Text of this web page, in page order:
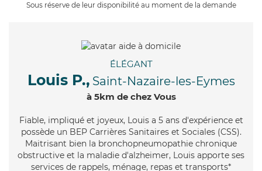
Sous réserve de leur disponibilité au moment de la demande
ÉLÉGANT
Louis P., Saint-Nazaire-les-Eymes
à 5km de chez Vous
Fiable, impliqué et joyeux, Louis a 5 ans d'expérience et
possède un BEP Carrières Sanitaires et Sociales (CSS).
Maitrisant bien la bronchopneumopathie chronique
obstructive et la maladie d'alzheimer, Louis apporte ses
services de rappels, ménage, repas et transports*